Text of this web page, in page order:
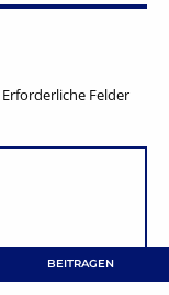
BEITRAGEN
Erforderliche Felder